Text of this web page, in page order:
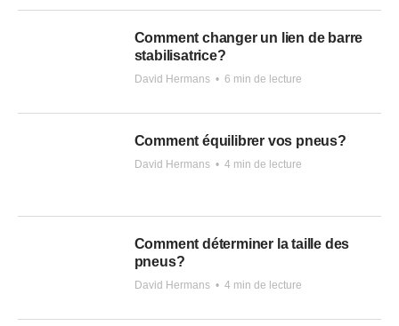
Comment changer un lien de barre
stabilisatrice?
David Hermans • 6 min de lecture
Comment équilibrer vos pneus?
David Hermans • 4 min de lecture
Comment déterminer la taille des
pneus?
David Hermans • 4 min de lecture